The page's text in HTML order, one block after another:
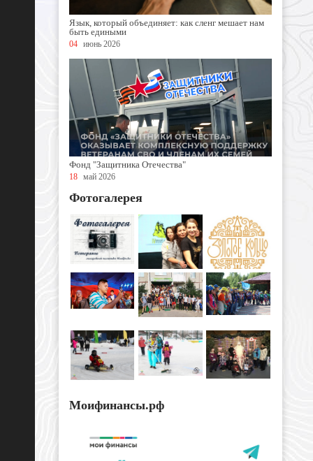
Язык, который объединяет: как сленг мешает нам
быть едиными
04 июнь 2026
Фонд "Защитника Отечества"
18 май 2026
Фотогалерея
Моифинансы.рф